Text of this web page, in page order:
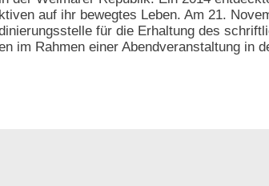
auf ihr bewegtes Leben. Am 21.
für die Erhaltung des
im Rahmen einer Abendveranstaltung in